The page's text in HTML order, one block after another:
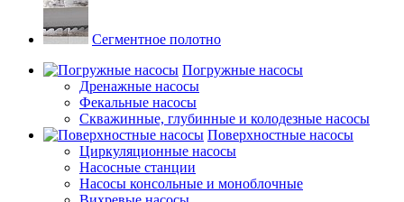
Сегментное полотно
Погружные насосы
Дренажные насосы
Фекальные насосы
Скважинные, глубинные и колодезные насосы
Поверхностные насосы
Циркуляционные насосы
Насосные станции
Насосы консольные и моноблочные